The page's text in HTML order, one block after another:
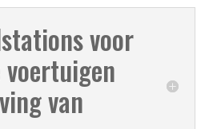
voor
van